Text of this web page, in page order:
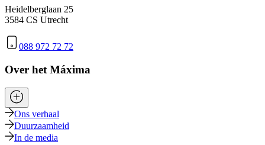
Heidelberglaan 25
3584 CS Utrecht
088 972 72 72
Over het Máxima
Ons verhaal
Duurzaamheid
In de media